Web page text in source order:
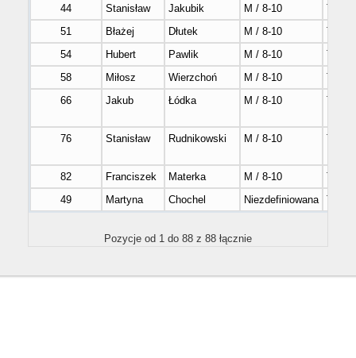
44
Stanisław Jakubik M / 8-10
Tak
51
Błażej Dłutek M / 8-10
Tak
54
Hubert Pawlik M / 8-10
Tak
58
Miłosz Wierzchoń M / 8-10
Tak
66
Jakub Łódka M / 8-10 Tak
76 Stanisław Rudnikowski M / 8-10 Tak
82 Franciszek Materka M / 8-10
Tak
49
Martyna Chochel Niezdefiniowana Tak
Pozycje od 1 do 88 z 88 łącznie